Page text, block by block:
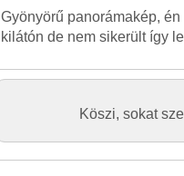
Gyönyörű panorámakép,
kilátón de nem sikerült így
Köszi, sokat